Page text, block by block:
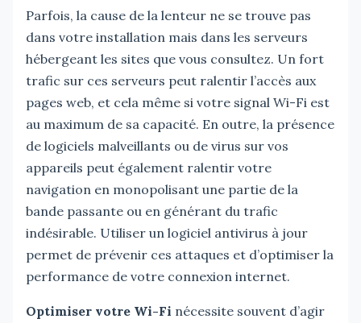
Parfois, la cause de la lenteur ne se trouve pas
dans votre installation mais dans les serveurs
hébergeant les sites que vous consultez. Un fort
trafic sur ces serveurs peut ralentir l’accès aux
pages web, et cela même si votre signal Wi-Fi est
au maximum de sa capacité. En outre, la présence
de logiciels malveillants ou de virus sur vos
appareils peut également ralentir votre
navigation en monopolisant une partie de la
bande passante ou en générant du trafic
indésirable. Utiliser un logiciel antivirus à jour
permet de prévenir ces attaques et d’optimiser la
performance de votre connexion internet.
Optimiser votre Wi-Fi nécessite souvent d’agir